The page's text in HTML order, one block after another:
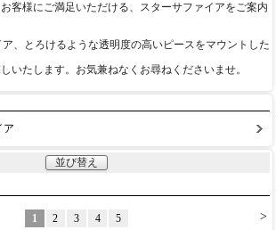
客様にご満足いただける、スターサファイアをご案内
ア、とろけるような透明度の高いピースをマウントした
いたします。お気兼ねなくお尋ねくださいませ。
ア
並び替え
>
1 2 3 4 5